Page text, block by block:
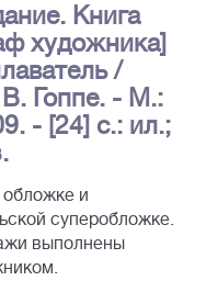
Книга
художника]
/
Гоппе. - М.:
- [24] с.: ил.;
и
суперобложке.
выполнены